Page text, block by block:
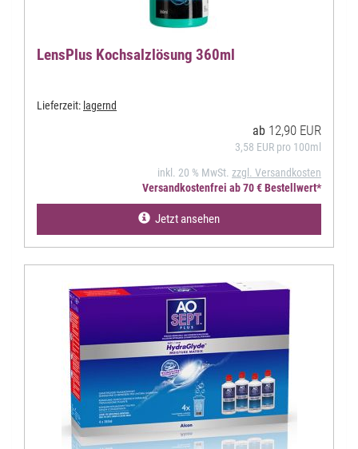
LensPlus Kochsalzlösung 360ml
Lieferzeit: lagernd
ab 12,90 EUR
3,58 EUR pro 100ml
inkl. 20 % MwSt. zzgl. Versandkosten
Versandkostenfrei ab 70 € Bestellwert*
Jetzt ansehen